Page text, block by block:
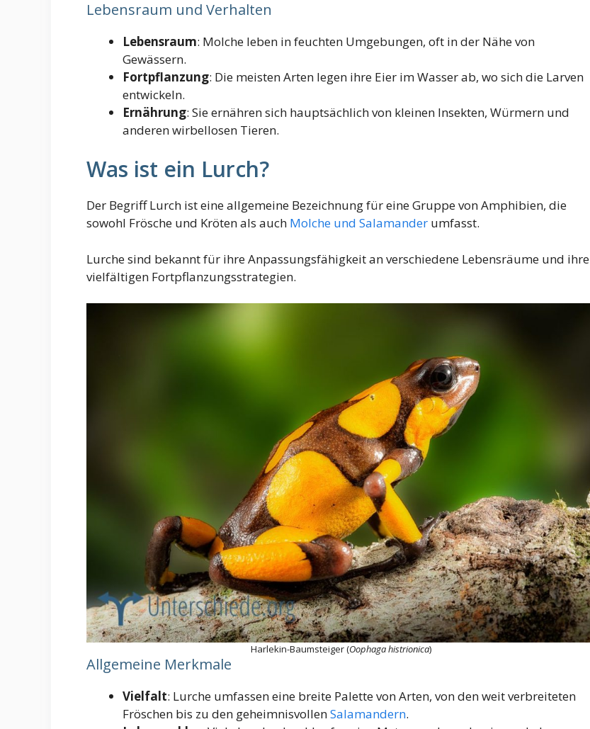
Lebensraum und Verhalten
Lebensraum: Molche leben in feuchten Umgebungen, oft in der Nähe von
Gewässern.
Fortpflanzung: Die meisten Arten legen ihre Eier im Wasser ab, wo sich die Larven
entwickeln.
Ernährung: Sie ernähren sich hauptsächlich von kleinen Insekten, Würmern und
anderen wirbellosen Tieren.
Was ist ein Lurch?
Der Begriff Lurch ist eine allgemeine Bezeichnung für eine Gruppe von Amphibien, die
sowohl Frösche und Kröten als auch Molche und Salamander umfasst.
Lurche sind bekannt für ihre Anpassungsfähigkeit an verschiedene Lebensräume und ihre
vielfältigen Fortpflanzungsstrategien.
Harlekin-Baumsteiger (Oophaga histrionica)
Allgemeine Merkmale
Vielfalt: Lurche umfassen eine breite Palette von Arten, von den weit verbreiteten
Fröschen bis zu den geheimnisvollenSalamandern.